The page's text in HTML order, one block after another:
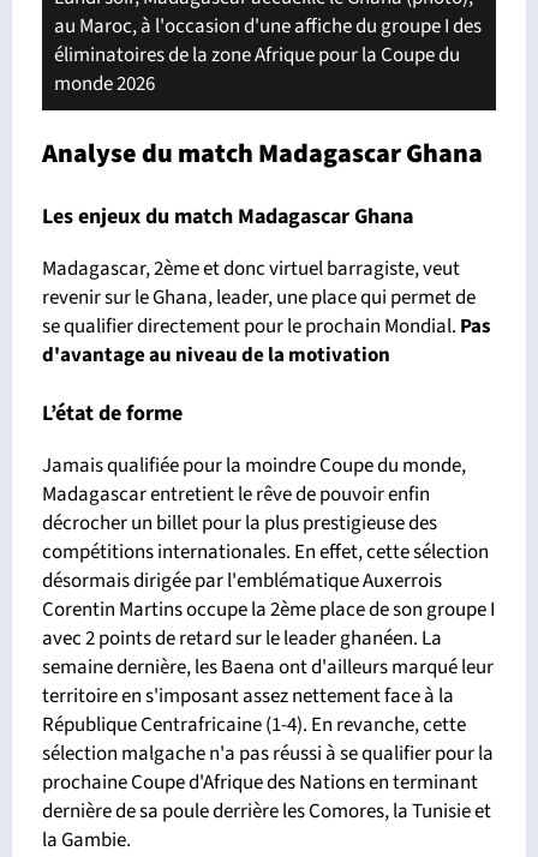
au Maroc, à l'occasion d'une affiche du groupe I des
éliminatoires de la zone Afrique pour la Coupe du
monde 2026
Analyse du match Madagascar Ghana
Les enjeux du match Madagascar Ghana
Madagascar, 2ème et donc virtuel barragiste, veut
revenir sur le Ghana, leader, une place qui permet de
se qualifier directement pour le prochain Mondial. Pas
d'avantageau niveau de la motivation
L’état de forme
Jamais qualifiée pour la moindre Coupe du monde,
Madagascar entretient le rêve de pouvoir enfin
décrocher un billet pour la plus prestigieuse des
compétitions internationales. En effet, cette sélection
désormais dirigée par l'emblématique Auxerrois
Corentin Martins occupe la 2ème place de son groupe I
avec 2 points de retard sur le leader ghanéen. La
semaine dernière, les Baena ont d'ailleurs marqué leur
territoire en s'imposant assez nettement face à la
République Centrafricaine (1-4). En revanche, cette
sélection malgache n'a pas réussi à se qualifier pour la
prochaine Coupe d'Afrique des Nations en terminant
dernière de sa poule derrière les Comores, la Tunisie et
la Gambie.